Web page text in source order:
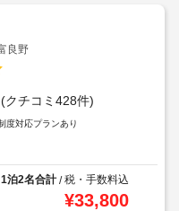
良野
(クチコミ428件)
度対応プランあり
1泊2名合計/税・手数料込
¥33,800